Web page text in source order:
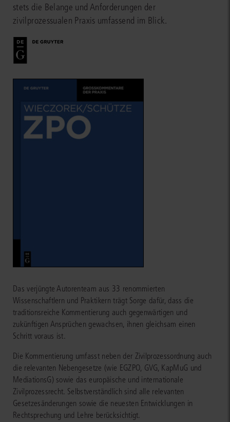
stets die Belange und Anforderungen der
zivilprozessualen Praxis umfassend im Blick.
Das verjüngte Autorenteam aus 33 renommierten
Wissenschaftlern und Praktikern trägt Sorge dafür, dass die
traditionsreiche Kommentierung auch gegenwärtigen und
zukünftigen Ansprüchen gewachsen, ihnen gleichsam einen
Schritt voraus ist.
Die Kommentierung umfasst neben der Zivilprozessordnung auch
die relevanten Nebengesetze (wie EGZPO, GVG, KapMuG und
MediationsG) sowie das europäische und internationale
Zivilprozessrecht. Selbstverständlich sind alle relevanten
Gesetzesänderungen sowie die neuesten Entwicklungen in
Rechtsprechung und Lehre berücksichtigt.